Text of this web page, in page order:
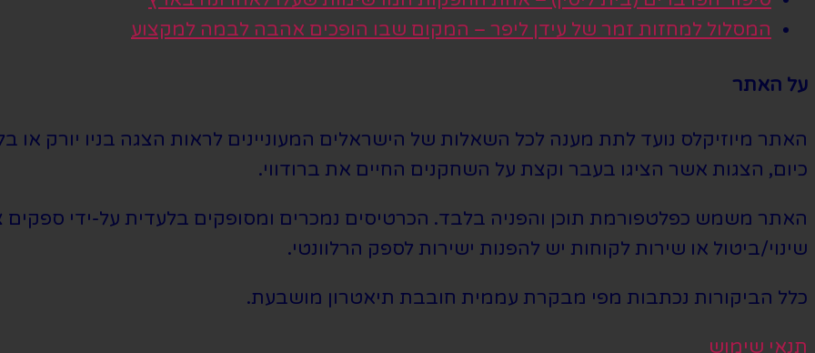
המסלול למחזות זמר של עידן ליפר – המקום שבו הופכים אהבה לבמה למקצוע
על האתר
האתר מיוזיקלס נועד לתת מענה לכל השאלות של הישראלים המעוניינים לראות הצגה בניו יורק או
כיום, הצגות אשר הציגו בעבר וקצת על השחקנים החיים את ברודווי.
האתר משמש כפלטפורמת תוכן והפניה בלבד. הכרטיסים נמכרים ומסופקים בלעדית על-ידי ספקים
שינוי/ביטול או שירות לקוחות יש להפנות ישירות לספק הרלוונטי.
כלל הביקורות נכתבות מפי מבקרת עממית חובבת תיאטרון מושבעת.
תנאי שימוש